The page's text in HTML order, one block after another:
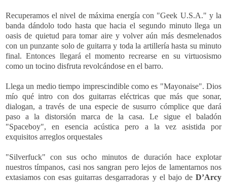
Recuperamos el nivel de máxima energía con "Geek U.S.A." y la
banda dándolo todo hasta que hacia el segundo minuto llega un
oasis de quietud para tomar aire y volver aún más desmelenados
con un punzante solo de guitarra y toda la artillería hasta su minuto
final. Entonces llegará el momento recrearse en su virtuosismo
como un tocino disfruta revolcándose en el barro.
Llega un medio tiempo imprescindible como es "Mayonaise". Dios
mío qué intro con dos guitarras eléctricas que más que sonar,
dialogan, a través de una especie de susurro cómplice que dará
paso a la distorsión marca de la casa. Le sigue el baladón
"Spaceboy", en esencia acústica pero a la vez asistida por
exquisitos arreglos orquestales
"Silverfuck" con sus ocho minutos de duración hace explotar
nuestros tímpanos, casi nos sangran pero lejos de lamentarnos nos
extasiamos con esas guitarras desgarradoras y el bajo de D’Arcy